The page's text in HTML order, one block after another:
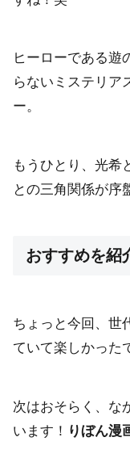
ヒーローである遊
らないミステリア
ー。
もうひとり、光希
との三角関係が序
おすすめを紹
ちょっと今回、世
ていて楽しかった
次はおそらく、な
います！ りぼん漫